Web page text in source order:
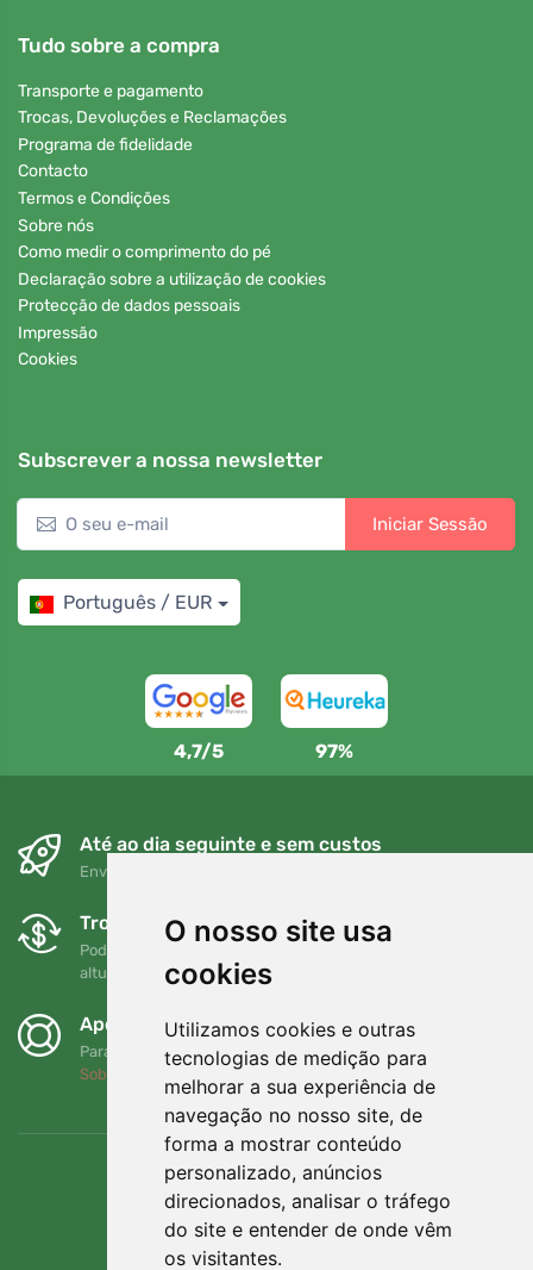
O nosso site usa
cookies
Utilizamos cookies e outras
tecnologias de medição para
melhorar a sua experiência de
navegação no nosso site, de
forma a mostrar conteúdo
personalizado, anúncios
direcionados, analisar o tráfego
do site e entender de onde vêm
os visitantes.
Tudo sobre a compra
Transporte e pagamento
Trocas, Devoluções e Reclamações
Programa de fidelidade
Contacto
Termos e Condições
Sobre nós
Como medir o comprimento do pé
Declaração sobre a utilização de cookies
Protecção de dados pessoais
Impressão
Cookies
Subscrever a nossa newsletter
Iniciar Sessão
Português / EUR
4,7/5 97%
Até ao dia seguinte e sem custos
Envio gratuito para encomendas superiores a 80 EUR
Trocas e devoluções gratuitas
Pode devolver ou trocar a sua encomenda em qualquer
altura no prazo de 90 dias
Apoiamos a Trees.org
Para cada encomenda plantamos uma árvore! Leia mais
Sobre nós